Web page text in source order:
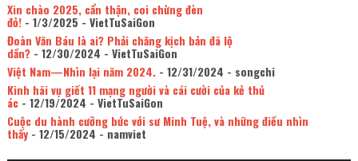
Xin chào 2025, cẩn thận, coi chừng đèn
đỏ!- 1/3/2025 - VietTuSaiGon
Đoàn Văn Báu là ai? Phải chăng kịch bản đã lộ
dần?- 12/30/2024 - VietTuSaiGon
Việt Nam—Nhìn lại năm 2024.- 12/31/2024 - songchi
Kinh hãi vụ giết 11 mạng người và cái cười của kẻ thủ
ác- 12/19/2024 - VietTuSaiGon
Cuộc du hành cưỡng bức với sư Minh Tuệ, và những điều nhìn
thấy- 12/15/2024 - namviet